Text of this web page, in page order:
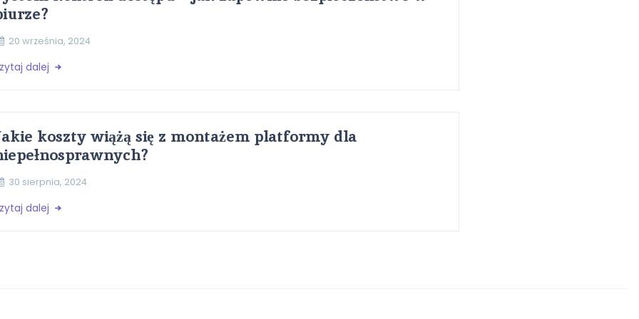
20 września, 2024
dalej
koszty wiążą się z montażem platformy dla
30 sierpnia, 2024
dalej